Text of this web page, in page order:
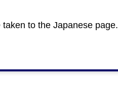
to the Japanese page.